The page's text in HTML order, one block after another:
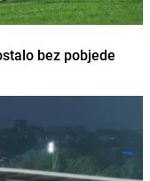
bez pobjede